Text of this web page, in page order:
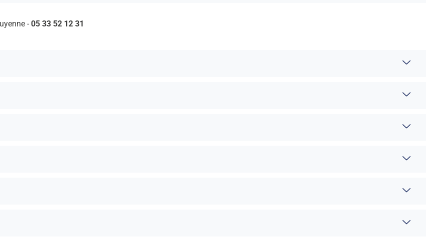
- 05 33 52 12 31